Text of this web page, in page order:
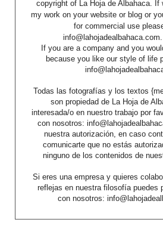
copyright of La Hoja de Albahaca. If
my work on your website or blog or
for commercial use
If you are a company and you
because you like our style of life
Todas las fotografías y los textos
son propiedad de La Hoja de
interesada/o en nuestro trabajo por
con nosotros:
nuestra autorización, en caso
comunicarte que no estás
ninguno de los contenidos de
Si eres una empresa y quieres
reflejas en nuestra filosofía puedes
con nosotros: